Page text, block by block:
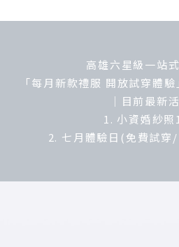
高雄六星級一站
「每月新款禮服 開放試穿體
｜目前最新
1. 小資婚紗照
2. 七月體驗日(免費試穿